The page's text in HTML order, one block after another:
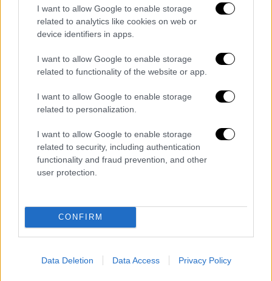
I want to allow Google to enable storage
related to analytics like cookies on web or
device identifiers in apps.
I want to allow Google to enable storage
related to functionality of the website or app.
I want to allow Google to enable storage
related to personalization.
I want to allow Google to enable storage
related to security, including authentication
functionality and fraud prevention, and other
user protection.
CONFIRM
Data Deletion Data Access Privacy Policy
Σαν Σήμερα|06.11.2025 00:00
Πολύ κακό για το τίποτα: η Μάχη του
Πασεντάλε και το μάταιο της
εξόντωσης μισού εκατομμυρίου
ανθρώπων